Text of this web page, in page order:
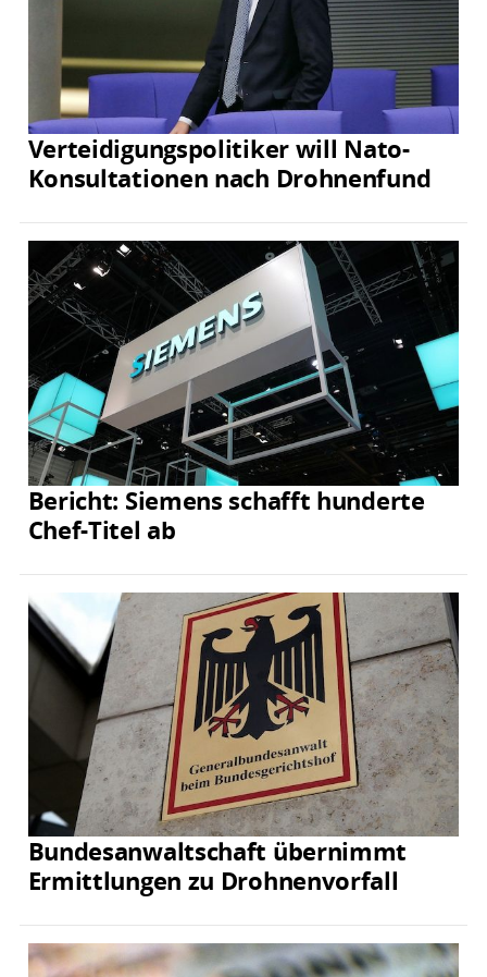
Verteidigungspolitiker will Nato-
Konsultationen nach Drohnenfund
Bericht: Siemens schafft hunderte
Chef-Titel ab
Bundesanwaltschaft übernimmt
Ermittlungen zu Drohnenvorfall